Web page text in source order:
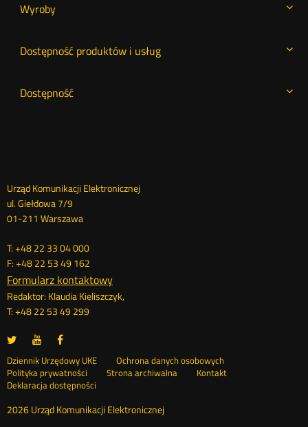
Wyroby
Dostępność produktów i usług
Dostępność
Dane
kontaktowe
Urząd Komunikacji Elektronicznej
ul. Giełdowa 7/9
01-211 Warszawa
T: +48 22 33 04 000
F: +48 22 53 49 162
Formularz kontaktowy
Redaktor: Klaudia Kieliszczyk,
T: +48 22 53 49 299
UKE
portalu
Twitter
Otwórz
nowym
oknie
UKE
portalu
Youtube
Otwórz
nowym
oknie
portalu
Facebook
nowym
oknie
Stopka
menu
Dziennik Urzędowy UKE Otwórz
Ochrona danych osobowych
Polityka prywatności
Otwórz
w
oknie
Strona archiwalna
Kontakt
Deklaracja dostępności
2026 Urząd Komunikacji Elektronicznej